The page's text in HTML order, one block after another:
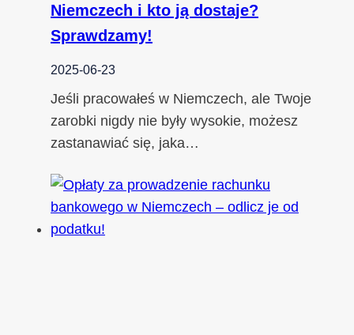
Niemczech i kto ją dostaje?
Sprawdzamy!
2025-06-23
Jeśli pracowałeś w Niemczech, ale Twoje
zarobki nigdy nie były wysokie, możesz
zastanawiać się, jaka…